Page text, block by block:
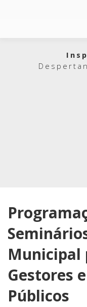
Municipal
Gestores
Públicos